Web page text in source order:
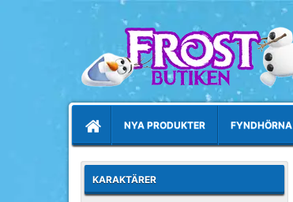
NYA PRODUKTER FYNDHÖRNA
KARAKTÄRER